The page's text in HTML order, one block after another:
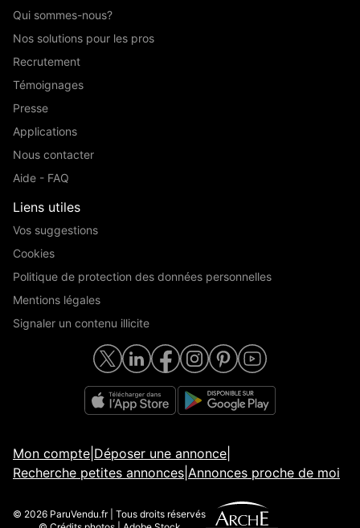
Qui sommes-nous?
Nos solutions pour les pros
Recrutement
Témoignages
Presse
Applications
Nous contacter
Aide - FAQ
Liens utiles
Vos suggestions
Cookies
Politique de protection des données personnelles
Mentions légales
Signaler un contenu illicite
Mon compte Déposer une annonce
Recherche petites annonces Annonces proche de moi
© 2026 ParuVendu.fr | Tous droits réservés